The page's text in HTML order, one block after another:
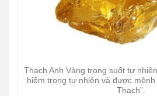
Thạch Anh Vàng trong suốt tự
hiếm trong tự nhiên và được mệnh
Thạch”.